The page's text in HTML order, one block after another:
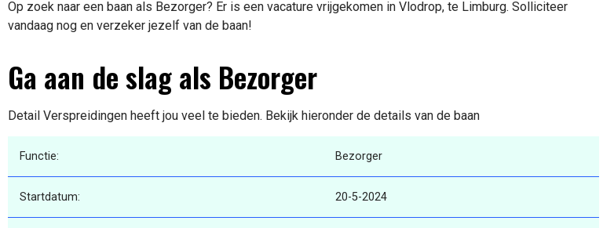
Op zoek naar een baan als Bezorger? Er is een vacature vrijgekomen in Vlodrop, te Limburg. Solliciteer
vandaag nog en verzeker jezelf van de baan!
Ga aan de slag als Bezorger
Detail Verspreidingen heeft jou veel te bieden. Bekijk hieronder de details van de baan
Functie: Bezorger
Startdatum: 20-5-2024